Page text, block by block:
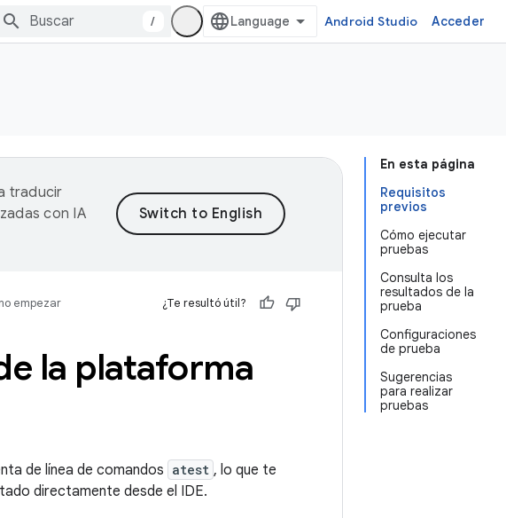
/ Android Studio Acceder
En esta página
Requisitos
previos
Cómo ejecutar
pruebas
Consulta los
resultados de la
prueba
Configuraciones
de prueba
Sugerencias
para realizar
pruebas
traducir
con IA
empezar ¿Te resultó útil?
la plataforma
de línea de comandos atest , lo que te
directamente desde el IDE.